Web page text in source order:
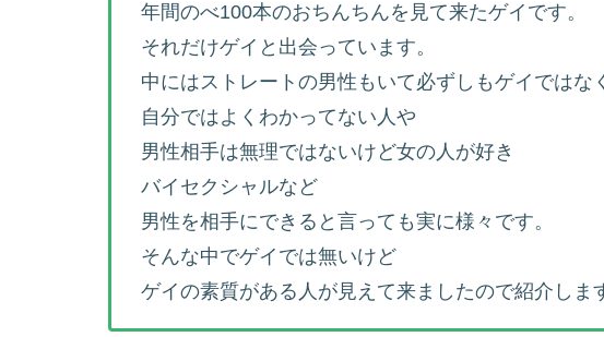
年間のべ100本のおちんちんを見て来たゲイです。
それだけゲイと出会っています。
中にはストレートの男性もいて必ずしもゲイではな
自分ではよくわかってない人や
男性相手は無理ではないけど女の人が好き
バイセクシャルなど
男性を相手にできると言っても実に様々です。
そんな中でゲイでは無いけど
ゲイの素質がある人が見えて来ましたので紹介しま